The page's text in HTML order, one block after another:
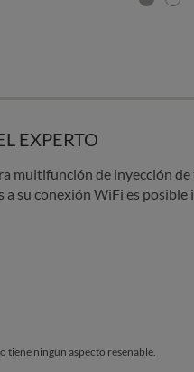
EXPERTO
multifunción de inyección
a su conexión WiFi es
tiene ningún aspecto reseñable.